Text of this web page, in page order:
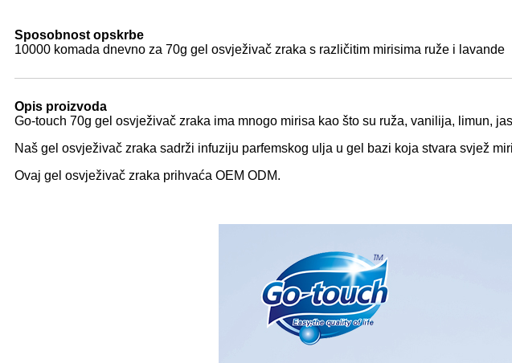
Sposobnost opskrbe
10000 komada dnevno za 70g gel osvježivač zraka s različitim mirisima ruže i lavande
Opis proizvoda
Go-touch 70g gel osvježivač zraka ima mnogo mirisa kao što su ruža, vanilija, limun,
Naš gel osvježivač zraka sadrži infuziju parfemskog ulja u gel bazi koja stvara svjež
Ovaj gel osvježivač zraka prihvaća OEM ODM.